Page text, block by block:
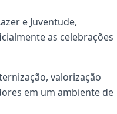
e Juventude,
as celebrações
valorização
em um ambiente de